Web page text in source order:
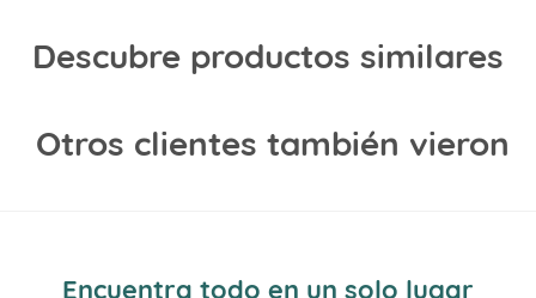
Descubre productos similares
Otros clientes también vieron
Encuentra todo en un solo lugar